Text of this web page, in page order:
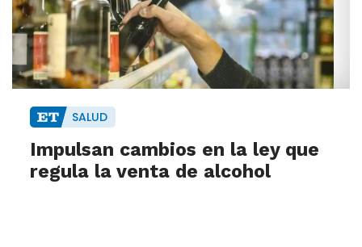
SALUD
Impulsan cambios en la ley que
regula la venta de alcohol